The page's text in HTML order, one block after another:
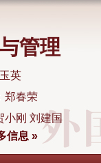
管理
英
郑春荣
小刚 刘建国
信息 »